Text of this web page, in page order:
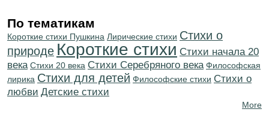
По тематикам
Короткие стихи Пушкина Лирические стихи Стихи о
природе Короткие стихи Cтихи начала 20
века Стихи 20 века Cтихи Серебряного века Философская
лирика Стихи для детей Философские стихи Стихи о
любви Детские стихи
More